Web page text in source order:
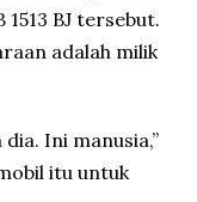
BJ tersebut.
adalah milik
Ini manusia,”
itu untuk